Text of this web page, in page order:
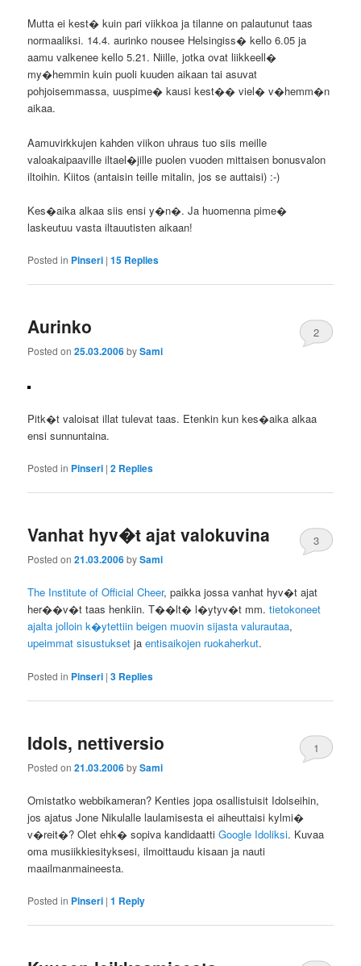
Mutta ei kest� kuin pari viikkoa ja tilanne on palautunut taas
normaaliksi. 14.4. aurinko nousee Helsingiss� kello 6.05 ja
aamu valkenee kello 5.21. Niille, jotka ovat liikkeell�
my�hemmin kuin puoli kuuden aikaan tai asuvat
pohjoisemmassa, uuspime� kausi kest�� viel� v�hemm�n
aikaa.
Aamuvirkkujen kahden viikon uhraus tuo siis meille
valoakaipaaville iltael�jille puolen vuoden mittaisen bonusvalon
iltoihin. Kiitos (antaisin teille mitalin, jos se auttaisi) :-)
Kes�aika alkaa siis ensi y�n�. Ja huomenna pime�
laskeutuu vasta iltauutisten aikaan!
Posted in Pinseri |15 Replies
Aurinko
Posted on25.03.2006bySami
2
Pitk�t valoisat illat tulevat taas. Etenkin kun kes�aika alkaa
ensi sunnuntaina.
Posted in Pinseri |2 Replies
Vanhat hyv�t ajat valokuvina
Posted on21.03.2006bySami
3
The Institute of Official Cheer, paikka jossa vanhat hyv�t ajat
her��v�t taas henkiin. T��lt� l�ytyv�t mm.tietokoneet
ajalta jolloin k�ytettiin beigen muovin sijasta valurautaa,
upeimmat sisustukset jaentisaikojen ruokaherkut.
Posted in Pinseri |3 Replies
Idols, nettiversio
Posted on21.03.2006bySami
1
Omistatko webbikameran? Kenties jopa osallistuisit Idolseihin,
jos ajatus Jone Nikulalle laulamisesta ei aiheuttaisi kylmi�
v�reit�? Olet ehk� sopiva kandidaattiGoogle Idoliksi. Kuvaa
oma musiikkiesityksesi, ilmoittaudu kisaan ja nauti
maailmanmaineesta.
Posted in Pinseri |1 Reply